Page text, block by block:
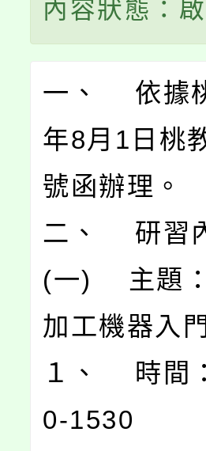
內容狀態：
一、 依據
年8月1日桃
號函辦理。
二、 研習
(一) 主題：
加工機器入
１、 時間
0-1530